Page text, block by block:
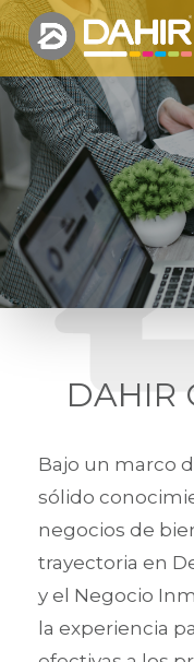
DAHIR
Bajo un marco
sólido
negocios de
trayectoria en
y el Negocio
la experiencia